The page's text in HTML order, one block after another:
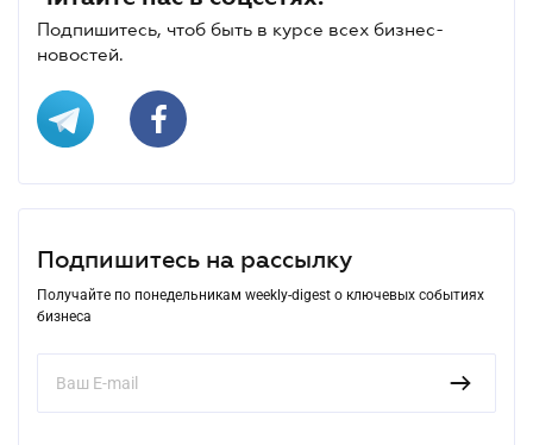
Подпишитесь, чтоб быть в курсе всех бизнес-
новостей.
Подпишитесь на рассылку
Получайте по понедельникам weekly-digest о ключевых событиях
бизнеса